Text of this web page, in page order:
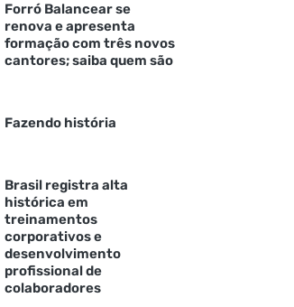
Forró Balancear se
renova e apresenta
formação com três novos
cantores; saiba quem são
Fazendo história
Brasil registra alta
histórica em
treinamentos
corporativos e
desenvolvimento
profissional de
colaboradores